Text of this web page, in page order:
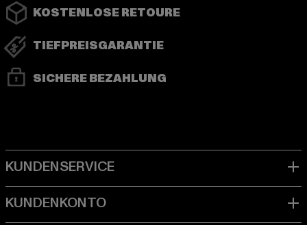
KOSTENLOSE RETOURE
TIEFPREISGARANTIE
SICHERE BEZAHLUNG